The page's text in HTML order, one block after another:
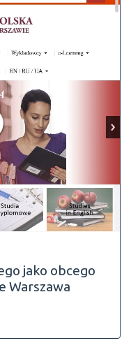
jako obcego
Warszawa